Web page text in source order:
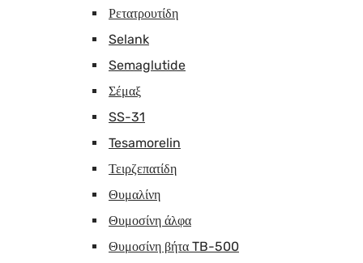
Ρετατρουτίδη
Selank
Semaglutide
Σέμαξ
SS-31
Tesamorelin
Τειρζεπατίδη
Θυμαλίνη
Θυμοσίνη άλφα
Θυμοσίνη βήτα TB-500